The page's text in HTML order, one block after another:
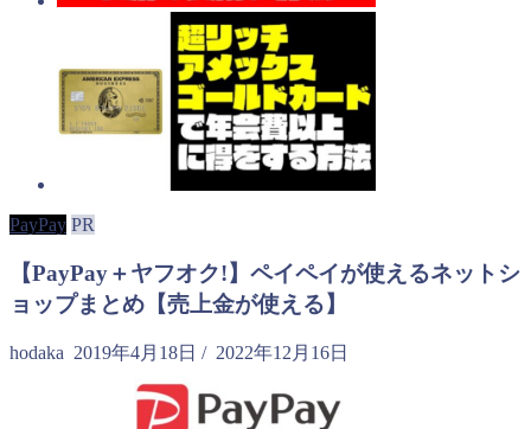
PayPay PR
【PayPay＋ヤフオク!】ペイペイが使えるネットシ
ョップまとめ【売上金が使える】
hodaka 2019年4月18日 / 2022年12月16日